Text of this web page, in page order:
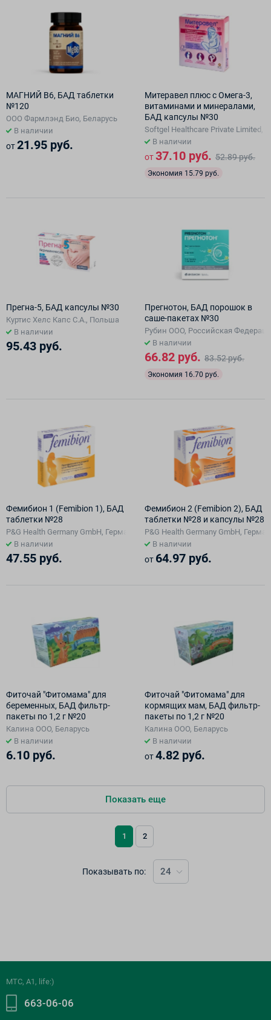
МАГНИЙ В6, БАД таблетки
№120
ООО Фармлэнд Био, Беларусь
В наличии
от21.95 руб.
Митеравел плюс с Омега-3,
витаминами и минералами,
БАД капсулы №30
Softgel Healthcare Private Limited,
В наличии
от37.10 руб. 52.89 руб.
Экономия 15.79 руб.
Прегна-5, БАД капсулы №30
Куртис Хелс Капс С.A., Польша
В наличии
95.43 руб.
Прегнотон, БАД порошок в
саше-пакетах №30
Рубин ООО, Российская
В наличии
66.82 руб. 83.52 руб.
Экономия 16.70 руб.
Фемибион 1 (Femibion 1), БАД
таблетки №28
P&G Health Germany GmbH, Германия / произв. P&G Health Austria GmbH
В наличии
47.55 руб.
Фемибион 2 (Femibion 2), БАД
таблетки №28 и капсулы №28
P&G Health Germany GmbH,
В наличии
от 64.97 руб.
Фиточай "Фитомама" для
беременных, БАД фильтр-
пакеты по 1,2 г №20
Калина ООО, Беларусь
В наличии
6.10 руб.
Фиточай "Фитомама" для
кормящих мам, БАД фильтр-
пакеты по 1,2 г №20
Калина ООО, Беларусь
В наличии
от4.82 руб.
Показать еще
Показывать по: 24
1 2
МТС, A1, life:)
663-06-06